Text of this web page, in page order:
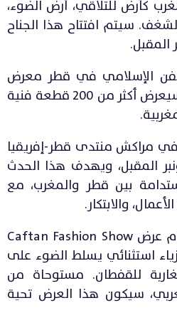
كأرض للتلاقي، أرض الضوء،
سيتم افتتاح هذا الجناح
الإسلامي في قطر معرض
“روائع الأطلس”، والذي سيعرض أكثر من 200 قطعة فنية
مراكش منتدى قطر-إفريقيا
يومي 16 و17 نونبر المقبل، ويهدف هذا الحدث
بين قطر والمغرب، مع
والابتكار.
في 30 نونبر 2024، سيقام عرض Caftan Fashion Show
استثنائي يسلط الضوء على
مغاربة للقفطان. مستوحاة من
سيكون هذا العرض تحية